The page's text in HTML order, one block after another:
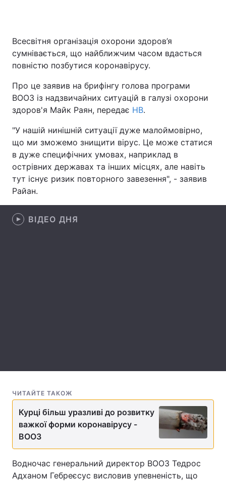
Головна
Україна Політика
Світ
Спорт Наука
Техно і зв'язок Лайт
Зброя Інциденти
Здоров'я
Цікавинки
Всесвітня організація охорони здоров’я
сумнівається, що найближчим часом вдасться
повністю позбутися коронавірусу.
Про це заявив на брифінгу голова програми
ВООЗ із надзвичайних ситуацій в галузі охорони
здоров'я Майк Раян, передає НВ.
"У нашій нинішній ситуації дуже малоймовірно,
що ми зможемо знищити вірус. Це може статися
в дуже специфічних умовах, наприклад в
острівних державах та інших місцях, але навіть
тут існує ризик повторного завезення", - заявив
Райан.
ВІДЕО ДНЯ
ЧИТАЙТЕ ТАКОЖ
Курці більш уразливі до розвитку
важкої форми коронавірусу -
ВООЗ
Водночас генеральний директор ВООЗ Тедрос
Адханом Гебреєсус висловив упевненість, що